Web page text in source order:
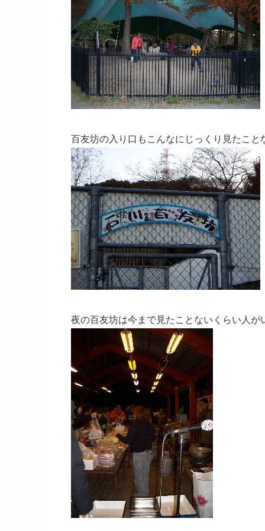
百友坊の入り口もこんなにじっくり見たこ
夜の百友坊は今まで見たことないくらい人が